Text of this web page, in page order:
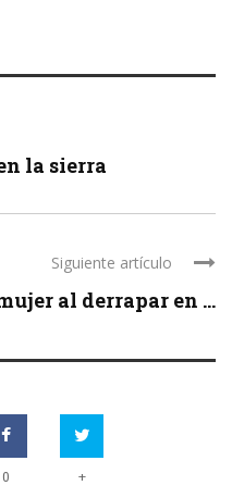
la sierra
Siguiente artículo
al derrapar en ...
0 +